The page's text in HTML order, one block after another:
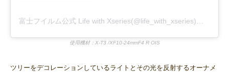
使用機材：X-T3 /XF10-24mmF4 R OIS
ツリーをデコレーションしているライトとその光を反射するオーナメ